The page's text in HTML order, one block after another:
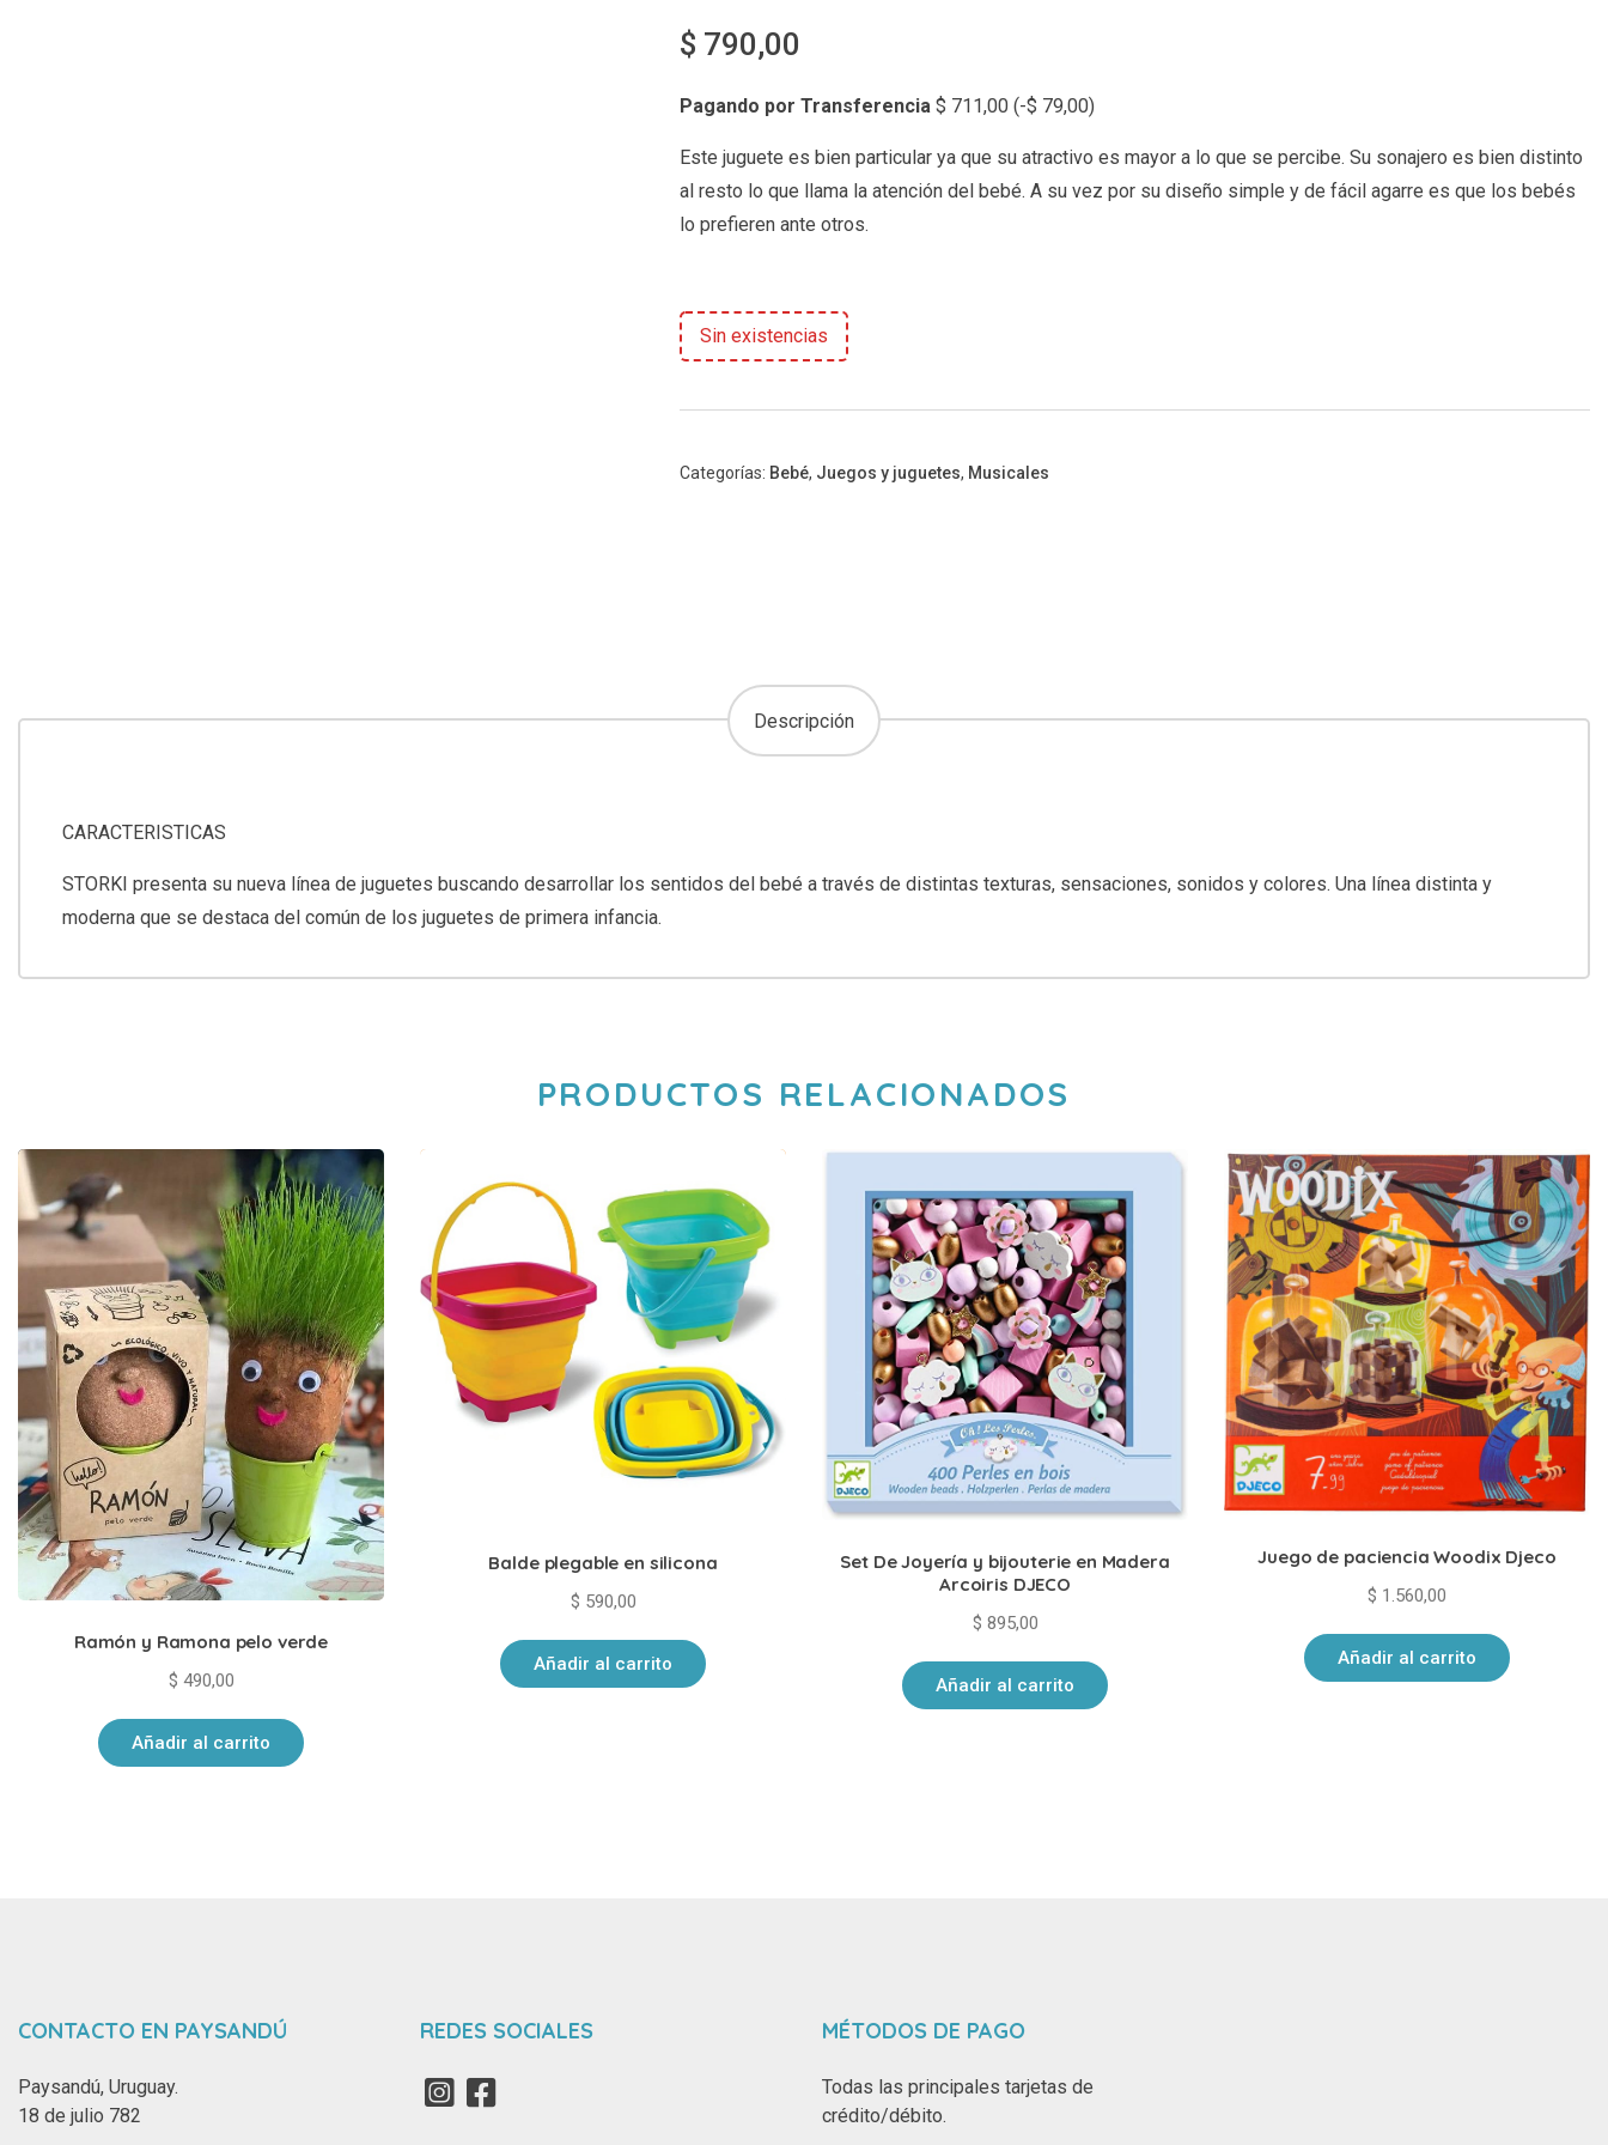
$ 790,00
Pagando por Transferencia $ 711,00 (-$ 79,00)
Este juguete es bien particular ya que su atractivo es mayor a lo que se percibe. Su sonajero es bien distinto
al resto lo que llama la atención del bebé. A su vez por su diseño simple y de fácil agarre es que los bebés
lo prefieren ante otros.
Sin existencias
Categorías: Bebé, Juegos y juguetes, Musicales
Descripción
CARACTERISTICAS
STORKI presenta su nueva línea de juguetes buscando desarrollar los sentidos del bebé a través de distintas texturas, sensaciones, sonidos y colores. Una línea distinta y
moderna que se destaca del común de los juguetes de primera infancia.
PRODUCTOS RELACIONADOS
Ramón y Ramona pelo verde
$ 490,00
Añadir al carrito
Balde plegable en silicona
$ 590,00
Añadir al carrito
Set De Joyería y bijouterie en Madera
Arcoiris DJECO
$ 895,00
Añadir al carrito
Juego de paciencia Woodix Djeco
$ 1.560,00
Añadir al carrito
CONTACTO EN PAYSANDÚ
Paysandú, Uruguay.
18 de julio 782
REDES SOCIALES MÉTODOS DE PAGO
Todas las principales tarjetas de
crédito/débito.